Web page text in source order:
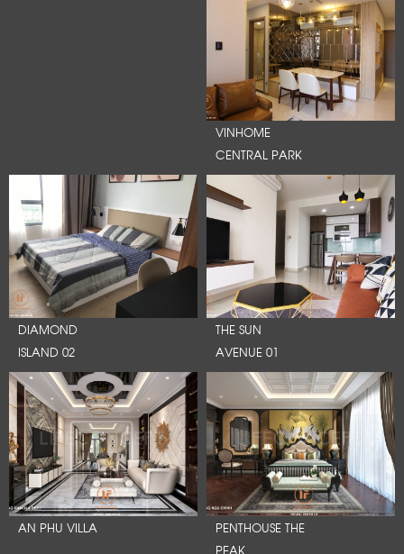
VINHOME
CENTRAL PARK
DIAMOND
ISLAND 02
THE SUN
AVENUE 01
AN PHU VILLA
PENTHOUSE THE
PEAK